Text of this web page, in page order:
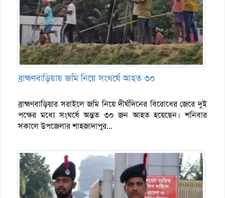
ব্রাহ্মণবাড়িয়ায় জমি নিয়ে সংঘর্ষে আহত ৩০
ব্রাহ্মণবাড়িয়ার সরাইলে জমি নিয়ে দীর্ঘদিনের বিরোধের জেরে দুই
পক্ষের মধ্যে সংঘর্ষে অন্তত ৩০ জন আহত হয়েছেন। শনিবার
সকালে উপজেলার শাহজাদাপুর...